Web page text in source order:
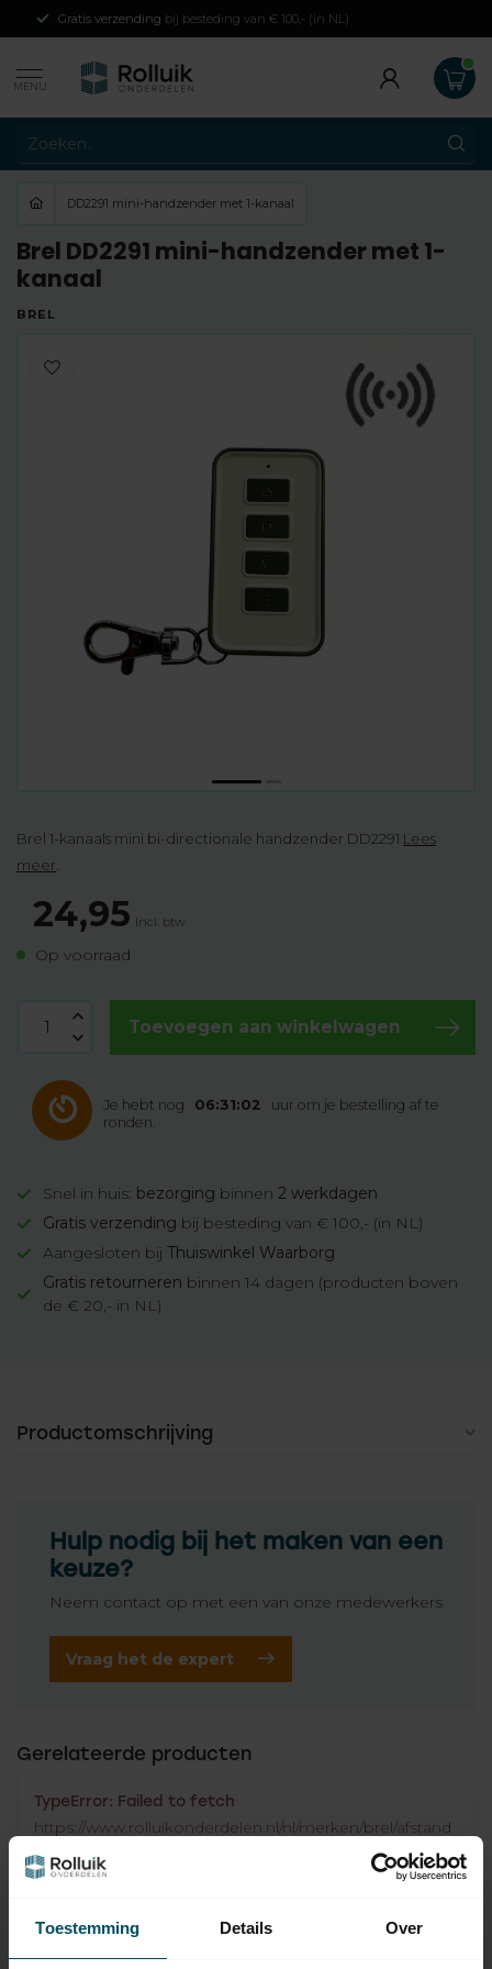
Toestemming Details Over
Gratis verzending bij besteding van € 100,- (in NL)
MENU
DD2291 mini-handzender met 1-kanaal
Brel DD2291 mini-handzender met 1-
kanaal
BREL
Brel 1-kanaals mini bi-directionale handzender DD2291 Lees
meer
24,95 Incl. btw
Op voorraad
Toevoegen aan winkelwagen
Je hebt nog 06:31:01
uur om je bestelling af te
ronden.
Snel in huis: bezorging binnen 2 werkdagen
Gratis verzending bij besteding van € 100,- (in NL)
Aangesloten bij Thuiswinkel Waarborg
Gratis retourneren binnen 14 dagen (producten boven
de € 20,- in NL)
Productomschrijving
Hulp nodig bij het maken van een
keuze?
Neem contact op met een van onze medewerkers
Vraag het de expert
Gerelateerde producten
TypeError: Failed to fetch
https://www.rolluikonderdelen.nl/nl/merken/brel/afstand
sbedieningen/